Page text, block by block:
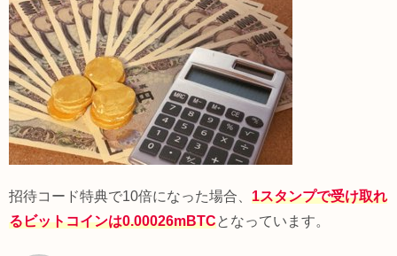
招待コード特典で10倍になった場合、 1スタンプで受け取れ
るビットコインは0.00026mBTCとなっています。